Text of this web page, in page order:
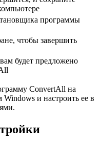
программы
чтобы завершить
будет предложено
ConvertAll на
и настроить ее в